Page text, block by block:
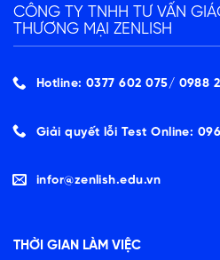
CÔNG TY TNHH TƯ VẤN
THƯƠNG MẠI ZENLISH
Hotline: 0377 602 075/ ‭0988
Giải quyết lỗi Test Online:
infor@zenlish.edu.vn
THỜI GIAN LÀM VIỆC